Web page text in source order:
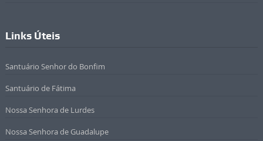
Links Úteis
Santuário Senhor do Bonfim
Santuário de Fátima
Nossa Senhora de Lurdes
Nossa Senhora de Guadalupe